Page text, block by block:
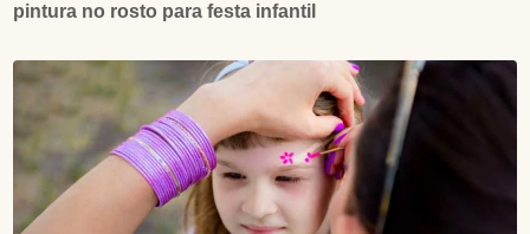
pintura no rosto para festa infantil